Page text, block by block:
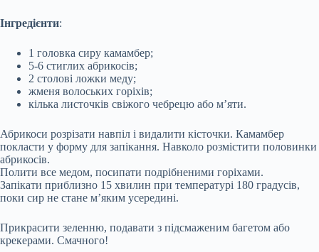
Інгредієнти:
1 головка сиру камамбер;
5-6 стиглих абрикосів;
2 столові ложки меду;
жменя волоських горіхів;
кілька листочків свіжого чебрецю або м’яти.
Абрикоси розрізати навпіл і видалити кісточки. Камамбер
покласти у форму для запікання. Навколо розмістити половинки
абрикосів.
Полити все медом, посипати подрібненими горіхами.
Запікати приблизно 15 хвилин при температурі 180 градусів,
поки сир не стане м’яким усередині.
Прикрасити зеленню, подавати з підсмаженим багетом або
крекерами. Смачного!